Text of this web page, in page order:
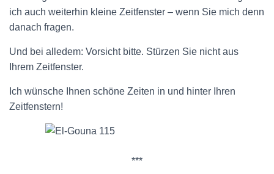
ich auch weiterhin kleine Zeitfenster – wenn Sie mich denn
danach fragen.
Und bei alledem: Vorsicht bitte. Stürzen Sie nicht aus
Ihrem Zeitfenster.
Ich wünsche Ihnen schöne Zeiten in und hinter Ihren
Zeitfenstern!
***